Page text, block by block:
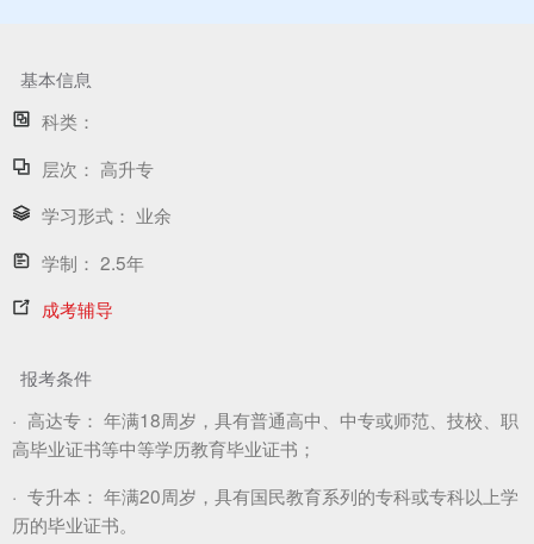
基本信息
科类：
层次： 高升专
学习形式： 业余
学制： 2.5年
成考辅导
报考条件
· 高达专： 年满18周岁，具有普通高中、中专或师范、技校、职
高毕业证书等中等学历教育毕业证书；
· 专升本： 年满20周岁，具有国民教育系列的专科或专科以上学
历的毕业证书。